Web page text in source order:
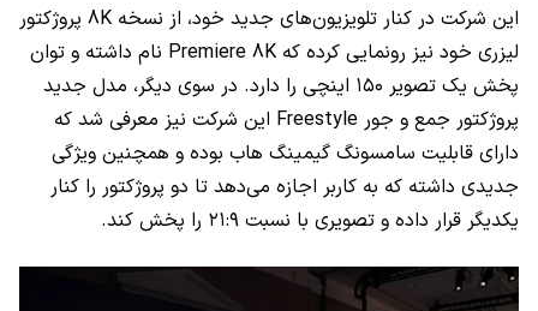
این شرکت در کنار تلویزیون‌های جدید خود، از نسخه 8K پروژکتور
لیزری خود نیز رونمایی کرده که Premiere 8K نام داشته و توان
پخش یک تصویر ۱۵۰ اینچی را دارد. در سوی دیگر، مدل جدید
پروژکتور جمع و جور Freestyle این شرکت نیز معرفی شد که
دارای قابلیت سامسونگ گیمینگ هاب بوده و همچنین ویژگی
جدیدی داشته که به کاربر اجازه می‌دهد تا دو پروژکتور را کنار
یکدیگر قرار داده و تصویری با نسبت ۲۱:۹ را پخش کند.